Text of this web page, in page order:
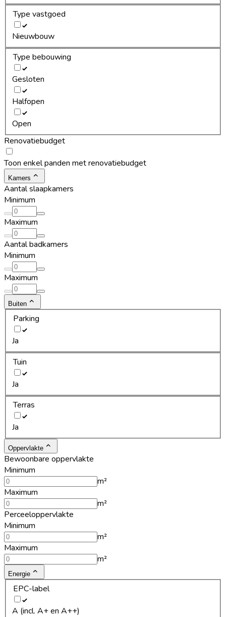
Type vastgoed
Nieuwbouw
Type bebouwing
Gesloten
Halfopen
Open
Renovatiebudget
Toon enkel panden met renovatiebudget
Kamers
Aantal slaapkamers
Minimum
Maximum
Aantal badkamers
Minimum
Maximum
Buiten
Parking
Ja
Tuin
Ja
Terras
Ja
Oppervlakte
Bewoonbare oppervlakte
Minimum
m²
Maximum
m²
Perceeloppervlakte
Minimum
m²
Maximum
m²
Energie
EPC-label
A (incl. A+ en A++)